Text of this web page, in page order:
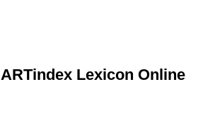
ARTindex Lexicon Online